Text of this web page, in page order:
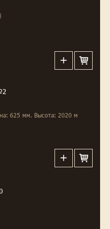
625 мм. Высота: 2020 м